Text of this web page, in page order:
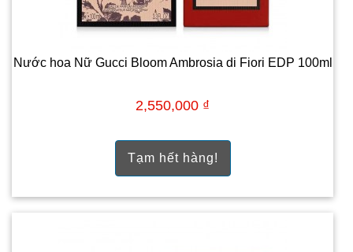
Nước hoa Nữ Gucci Bloom Ambrosia di Fiori EDP 100ml
2,550,000 ₫
Tạm hết hàng!